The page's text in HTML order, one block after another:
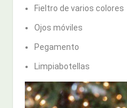
Fieltro de varios colores
Ojos móviles
Pegamento
Limpiabotellas